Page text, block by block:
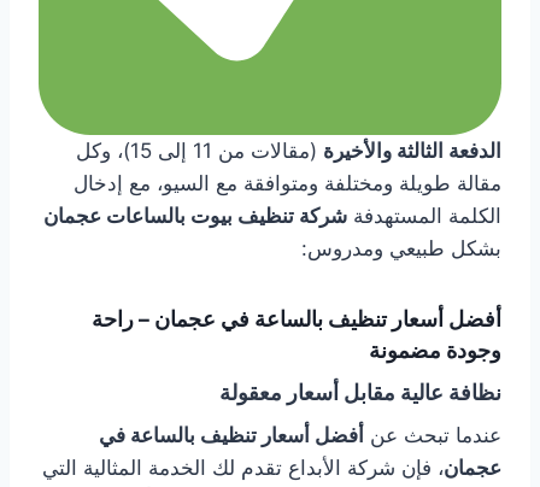
الدفعة الثالثة والأخيرة
(مقالات من 11 إلى 15)، وكل
مقالة طويلة ومختلفة ومتوافقة مع السيو، مع إدخال
الكلمة المستهدفة شركة تنظيف بيوت بالساعات عجمان
بشكل طبيعي ومدروس:
أفضل أسعار تنظيف بالساعة في عجمان – راحة
وجودة مضمونة
نظافة عالية مقابل أسعار معقولة
عندما تبحث عن أفضل أسعار تنظيف بالساعة في
عجمان، فإن شركة الأبداع تقدم لك الخدمة المثالية التي